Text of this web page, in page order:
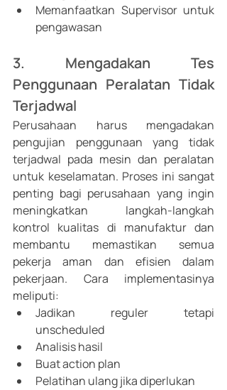
Memanfaatkan Supervisor untuk
pengawasan
3. Mengadakan Tes
Penggunaan Peralatan Tidak
Terjadwal
Perusahaan harus mengadakan
pengujian penggunaan yang tidak
terjadwal pada mesin dan peralatan
untuk keselamatan. Proses ini sangat
penting bagi perusahaan yang ingin
meningkatkan langkah-langkah
kontrol kualitas di manufaktur dan
membantu memastikan semua
pekerja aman dan efisien dalam
pekerjaan. Cara implementasinya
meliputi:
Jadikan reguler tetapi
unscheduled
Analisis hasil
Buat action plan
Pelatihan ulang jika diperlukan